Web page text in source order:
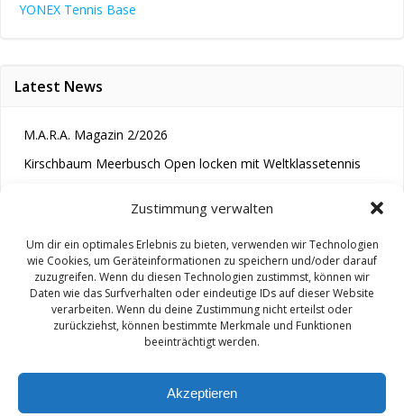
Zustimmung verwalten
Um dir ein optimales Erlebnis zu bieten, verwenden wir Technologien
wie Cookies, um Geräteinformationen zu speichern und/oder darauf
zuzugreifen. Wenn du diesen Technologien zustimmst, können wir
Daten wie das Surfverhalten oder eindeutige IDs auf dieser Website
verarbeiten. Wenn du deine Zustimmung nicht erteilst oder
zurückziehst, können bestimmte Merkmale und Funktionen
beeinträchtigt werden.
Akzeptieren
YONEX Tennis Base
Latest News
M.A.R.A. Magazin 2/2026
Kirschbaum Meerbusch Open locken mit Weltklassetennis
© 2026 M.A.R.A.. Created for free using WordPress and
Colibri